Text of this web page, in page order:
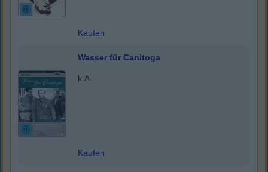
Kaufen
Wasser für Canitoga
k.A.
Kaufen